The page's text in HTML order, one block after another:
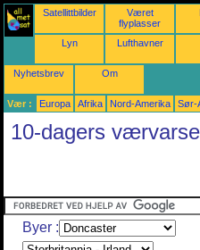
Satellittbilder
Været
flyplasser
Lyn Lufthavner
Nyhetsbrev Om
Vær : Europa Afrika Nord-Amerika Sør-
10-dagers
Byer :